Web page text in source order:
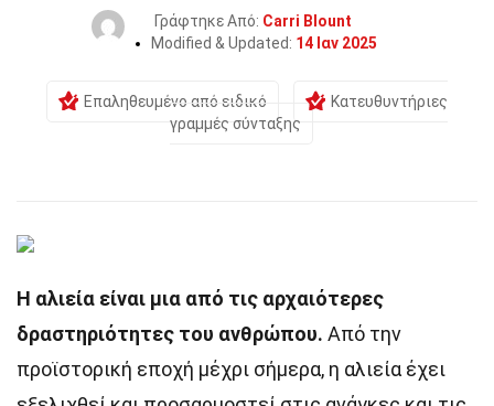
Γράφτηκε Από: Carri Blount
Modified & Updated: 14 Ιαν 2025
Επαληθευμένο από ειδικό
Κατευθυντήριες
γραμμές σύνταξης
Η αλιεία είναι μια από τις αρχαιότερες
δραστηριότητες του ανθρώπου. Από την
προϊστορική εποχή μέχρι σήμερα, η αλιεία έχει